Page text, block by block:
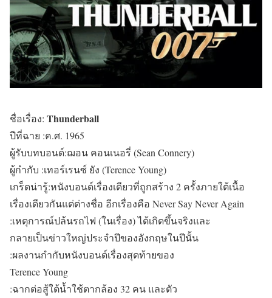
ชื่อเรื่อง: Thunderball
ปีที่ฉาย :ค.ศ. 1965
ผู้รับบทบอนด์:ฌอน คอนเนอรี่ (Sean Connery)
ผู้กำกับ :เทอร์เรนซ์ ยัง (Terence Young)
เกร็ดน่ารู้:หนังบอนด์เรื่องเดียวที่ถูกสร้าง 2 ครั้งภายใต้เนื้อ
เรื่องเดียวกันแต่ต่างชื่อ อีกเรื่องคือ Never Say Never Again
:เหตุการณ์ปล้นรถไฟ (ในเรื่อง) ได้เกิดขึ้นจริงและ
กลายเป็นข่าวใหญ่ประจำปีของอังกฤษในปีนั้น
:ผลงานกำกับหนังบอนด์เรื่องสุดท้ายของ
Terence Young
:ฉากต่อสู้ใต้น้ำใช้ตากล้อง 32 คน และตัว